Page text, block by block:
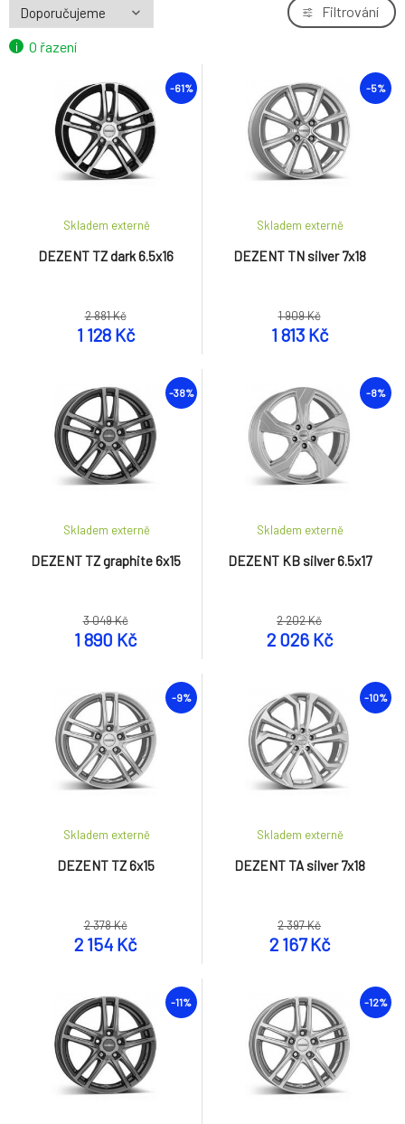
O řazení
Filtrování
-61%
DEZENT TZ dark 6.5x16
Skladem externě
2 881 Kč
1 128 Kč
-5%
DEZENT TN silver 7x18
Skladem externě
1 909 Kč
1 813 Kč
-38%
DEZENT TZ graphite 6x15
Skladem externě
3 049 Kč
1 890 Kč
-8%
DEZENT KB silver 6.5x17
Skladem externě
2 202 Kč
2 026 Kč
-9%
DEZENT TZ 6x15
Skladem externě
2 378 Kč
2 154 Kč
-10%
DEZENT TA silver 7x18
Skladem externě
2 397 Kč
2 167 Kč
-11% -12%